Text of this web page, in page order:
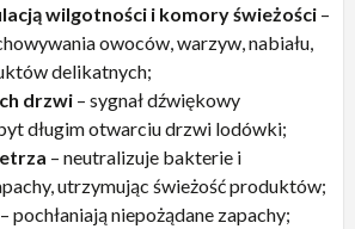
wilgotności i komory świeżości –
owoców, warzyw, nabiału,
delikatnych;
drzwi – sygnał dźwiękowy
długim otwarciu drzwi lodówki;
– neutralizuje bakterie i
utrzymując świeżość produktów;
– pochłaniają niepożądane zapachy;